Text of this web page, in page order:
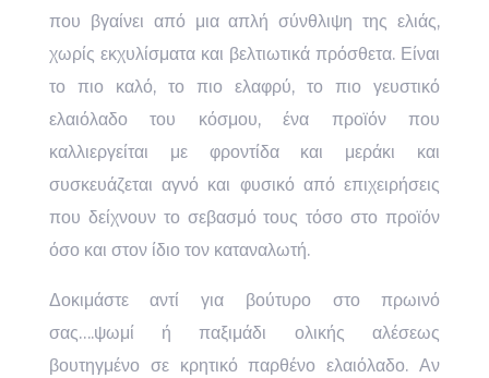
που βγαίνει από μια απλή σύνθλιψη της ελιάς,
χωρίς εκχυλίσματα και βελτιωτικά πρόσθετα. Είναι
το πιο καλό, το πιο ελαφρύ, το πιο γευστικό
ελαιόλαδο του κόσμου, ένα προϊόν που
καλλιεργείται με φροντίδα και μεράκι και
συσκευάζεται αγνό και φυσικό από επιχειρήσεις
που δείχνουν το σεβασμό τους τόσο στο προϊόν
όσο και στον ίδιο τον καταναλωτή.
Δοκιμάστε αντί για βούτυρο στο πρωινό
σας….ψωμί ή παξιμάδι ολικής αλέσεως
βουτηγμένο σε κρητικό παρθένο ελαιόλαδο. Αν